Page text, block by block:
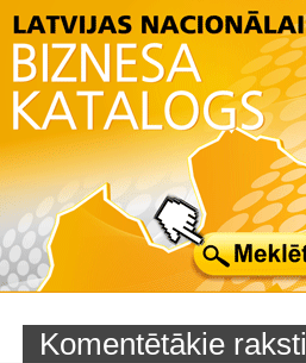
Komentētākie raksti